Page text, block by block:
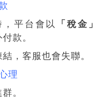
平台會以
「稅金」
款。
，客服也會失聯。
理
。